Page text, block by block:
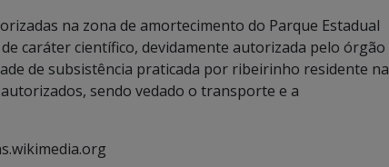
na zona de amortecimento do Parque Estadual
caráter científico, devidamente autorizada pelo órgão
de subsistência praticada por ribeirinho residente na
sendo vedado o transporte e a